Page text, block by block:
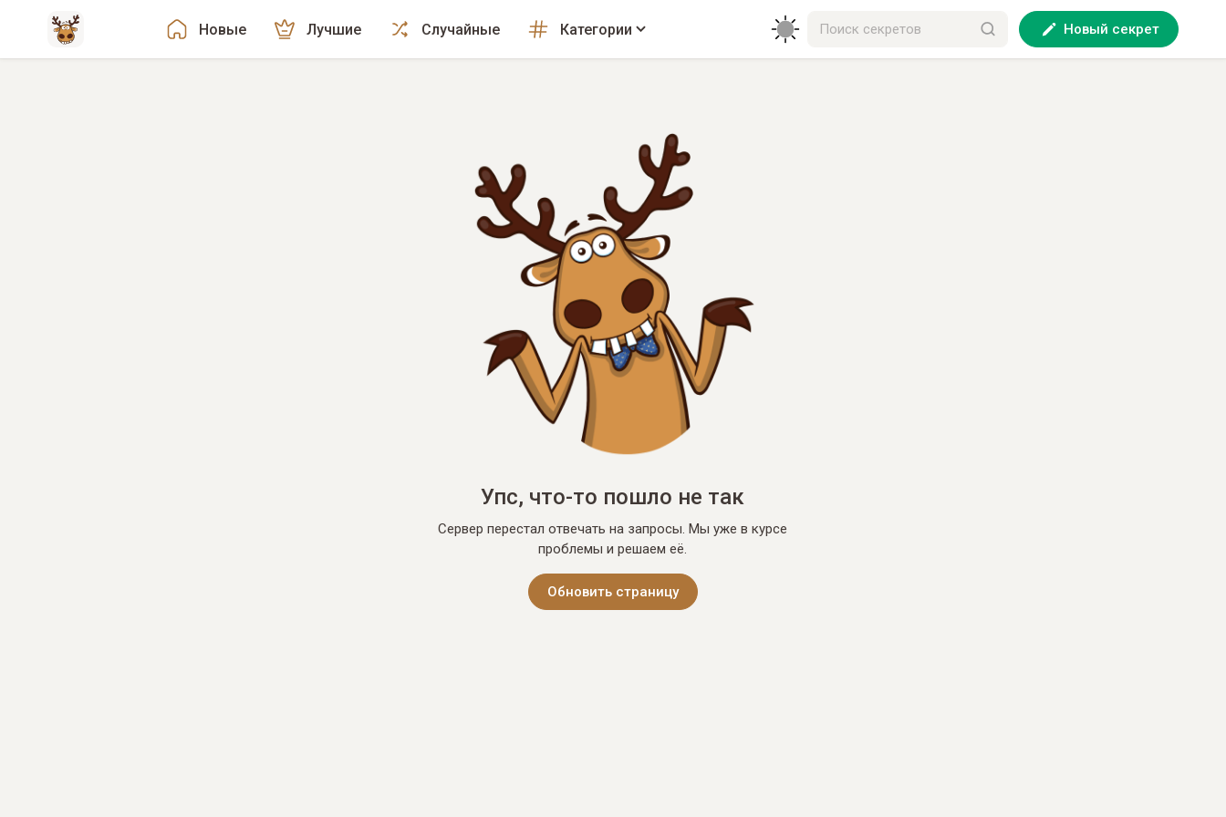
Новые Лучшие Случайные Категории Новый секрет
Упс, что-то пошло не так
Сервер перестал отвечать на запросы. Мы уже в курсе
проблемы и решаем её.
Обновить страницу